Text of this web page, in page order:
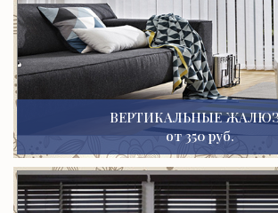
ВЕРТИКАЛЬНЫЕ
от 350 руб.